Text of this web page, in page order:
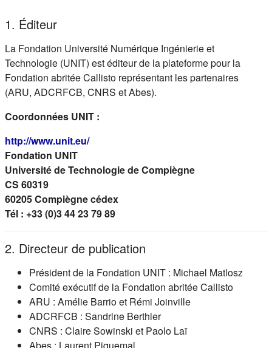
1. Éditeur
La Fondation Université Numérique Ingénierie et
Technologie (UNIT) est éditeur de la plateforme pour la
Fondation abritée Callisto représentant les partenaires
(ARU, ADCRFCB, CNRS et Abes).
Coordonnées UNIT :
http://www.unit.eu/(s'ouvre dans un nouvel onglet)
Fondation UNIT
Université de Technologie de Compiègne
CS 60319
60205 Compiègne cédex
Tél : +33 (0)3 44 23 79 89
2. Directeur de publication
Président de la Fondation UNIT : Michael Matlosz
Comité exécutif de la Fondation abritée Callisto
ARU : Amélie Barrio et Rémi Joinville
ADCRFCB : Sandrine Berthier
CNRS : Claire Sowinski et Paolo Laï